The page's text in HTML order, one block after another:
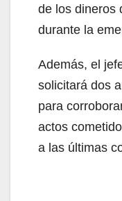
de los dineros
durante la
Además, el
solicitará dos
para
actos
a las últimas